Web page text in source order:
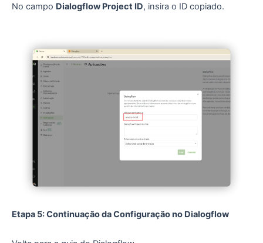
No campo Dialogflow Project ID, insira o ID copiado.
Etapa 5: Continuação da Configuração no Dialogflow